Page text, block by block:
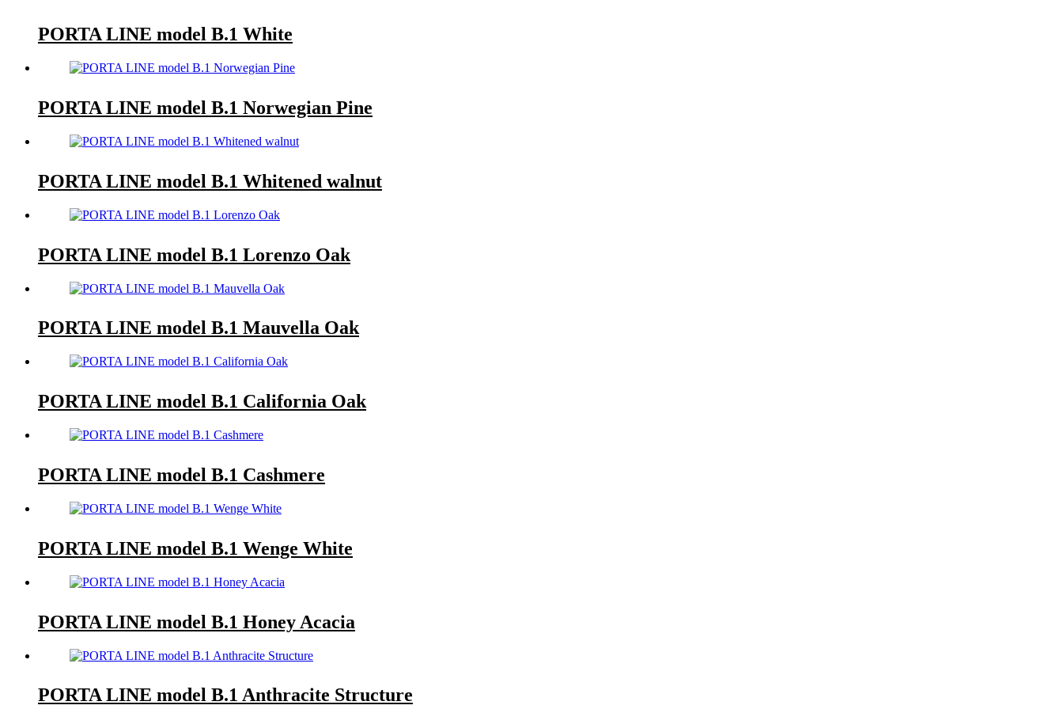
PORTA LINE model B.1 White
PORTA LINE model B.1 Norwegian Pine
PORTA LINE model B.1 Whitened walnut
PORTA LINE model B.1 Lorenzo Oak
PORTA LINE model B.1 Mauvella Oak
PORTA LINE model B.1 California Oak
PORTA LINE model B.1 Cashmere
PORTA LINE model B.1 Wenge White
PORTA LINE model B.1 Honey Acacia
PORTA LINE model B.1 Anthracite Structure